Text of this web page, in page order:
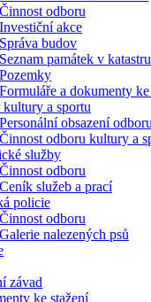
Činnost odboru
Investiční akce
Správa budov
Seznam památek v
Pozemky
Formuláře a dokumenty ke
a sportu
Personální obsazení
Činnost odboru kultury a
služby
Činnost odboru
Ceník služeb a prací
policie
Činnost odboru
Galerie nalezených psů
závad
ke stažení